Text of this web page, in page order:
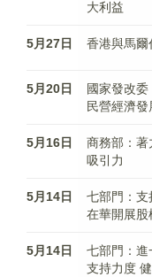
大利益
5月27日 香港與馬爾
5月20日
國家發改
民營經濟發
5月16日
商務部：著
吸引力
5月14日
七部門：支
在華開展股
5月14日
七部門：進
支持力度